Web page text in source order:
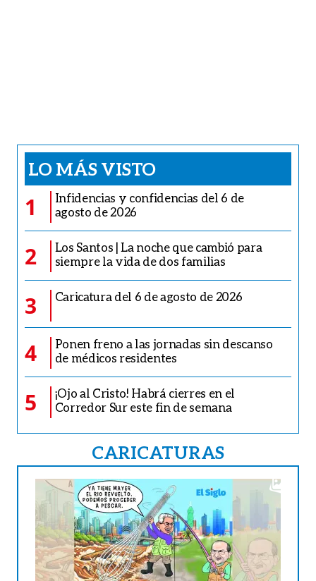
LO MÁS VISTO
1
Infidencias y confidencias del 6 de
agosto de 2026
2
Los Santos | La noche que cambió para
siempre la vida de dos familias
3 Caricatura del 6 de agosto de 2026
4
Ponen freno a las jornadas sin descanso
de médicos residentes
5
¡Ojo al Cristo! Habrá cierres en el
Corredor Sur este fin de semana
CARICATURAS